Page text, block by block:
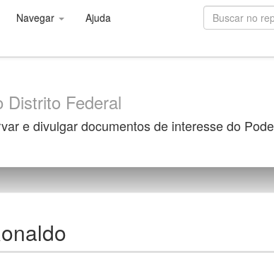
Navegar Ajuda
Distrito Federal
e divulgar documentos de interesse do